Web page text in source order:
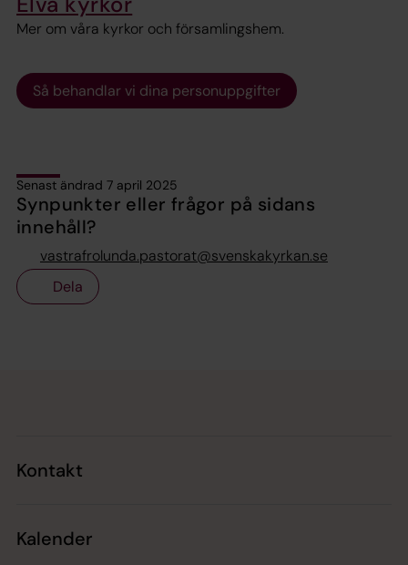
Mer om våra kyrkor och församlingshem.
Så behandlar vi dina personuppgifter
Senast ändrad 7 april 2025
Synpunkter eller frågor på sidans
innehåll?
vastrafrolunda.pastorat@svenskakyrkan.se
Dela
Kontakt
Kalender